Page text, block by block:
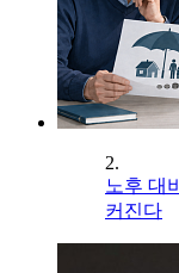
2.
노후 대
커진다